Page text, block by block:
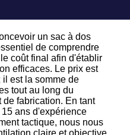
un sac à dos
de comprendre
coût final afin d'établir
efficaces. Le prix est
il est la somme de
tout au long du
fabrication. En tant
ans d'expérience
tactique, nous nous